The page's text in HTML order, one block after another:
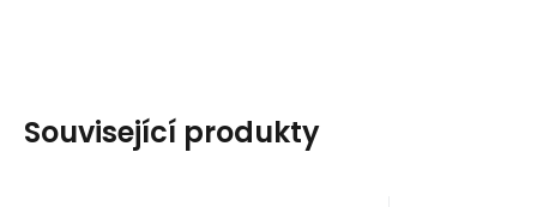
Související produkty